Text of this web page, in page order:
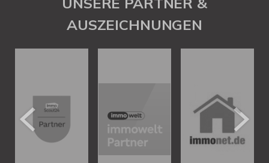
AUSZEICHNUNGEN